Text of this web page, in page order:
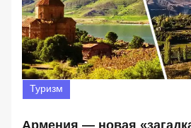
Туризм
Армения — новая